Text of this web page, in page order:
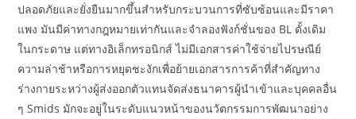
ปลอดภัยและยั่งยืนมากขึ้นสำหรับกระบวนการที่ซับซ้อนและมีราคา
แพง มันมีค่าทางกฎหมายเท่ากันและจำลองฟังก์ชั่นของ BL ดั้งเดิม
ในกระดาษ แต่ทางอิเล็กทรอนิกส์ ไม่มีเอกสารค่าใช้จ่ายไปรษณีย์
ความล่าช้าหรือการหยุดชะงักเพื่อย้ายเอกสารการค้าที่สำคัญทาง
ร่างกายระหว่างผู้ส่งออกตัวแทนจัดส่งธนาคารผู้นำเข้าและบุคคลอื่น
ๆ Smids มักจะอยู่ในระดับแนวหน้าของนวัตกรรมการพัฒนาอย่าง